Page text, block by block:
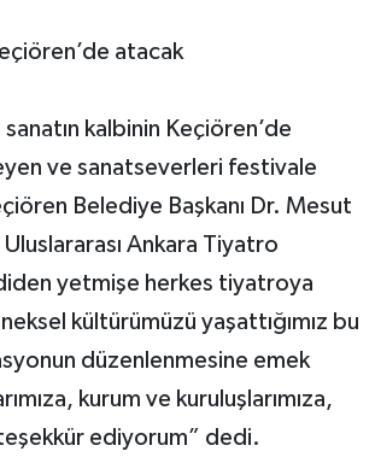
atacak
kalbinin Keçiören’de
ve sanatseverleri festivale
Belediye Başkanı Dr. Mesut
Ankara Tiyatro
yetmişe herkes tiyatroya
kültürümüzü yaşattığımız bu
düzenlenmesine emek
kurum ve kuruluşlarımıza,
ediyorum” dedi.